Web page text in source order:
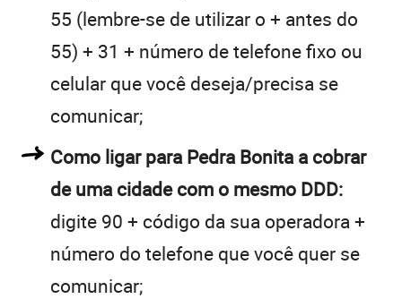
55 (lembre-se de utilizar o + antes do
55) + 31 + número de telefone fixo ou
celular que você deseja/precisa se
comunicar;
Como ligar para Pedra Bonita a cobrar
de uma cidade com o mesmo DDD:
digite 90 + código da sua operadora +
número do telefone que você quer se
comunicar;